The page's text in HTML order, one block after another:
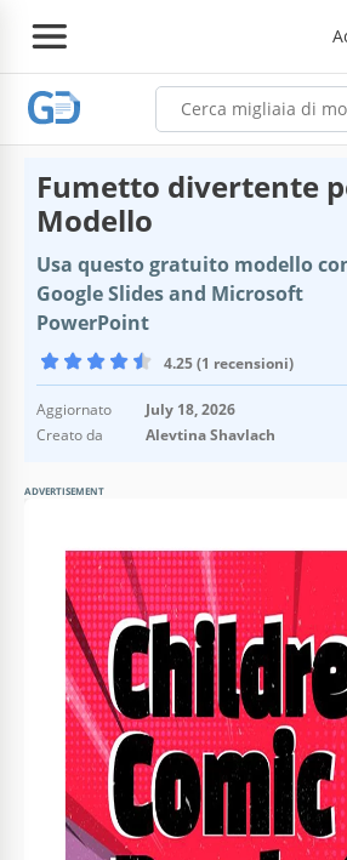
Fumetto divertente
Modello
Usa questo gratuito modello
Google Slides and Microsoft
PowerPoint
4.25 (1 recensioni)
Aggiornato
July 18, 2026
Creato da
Alevtina Shavlach
ADVERTISEMENT